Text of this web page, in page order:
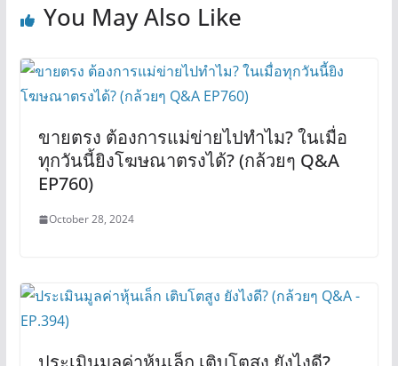
You May Also Like
ขายตรง ต้องการแม่ข่ายไปทำไม? ในเมื่อ
ทุกวันนี้ยิงโฆษณาตรงได้? (กล้วยๆ Q&A
EP760)
October 28, 2024